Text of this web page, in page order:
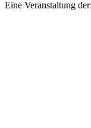
Eine Veranstaltung der: